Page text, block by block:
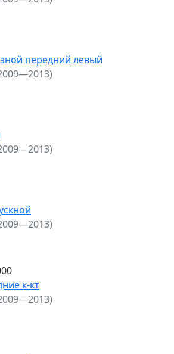
передний левый
к-кт